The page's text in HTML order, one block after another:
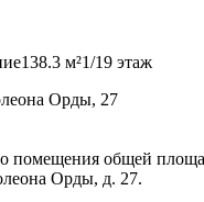
138.3 м²1/19 этаж
Орды, 27
помещения общей
Орды, д. 27.